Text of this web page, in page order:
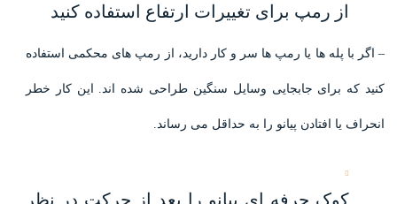
از رمپ برای تغییرات ارتفاع استفاده کنید
– اگر با پله ها یا رمپ ها سر و کار دارید، از رمپ های محکمی استفاده
کنید که برای جابجایی وسایل سنگین طراحی شده اند. این کار خطر
انحراف یا افتادن پیانو را به حداقل می رساند.
کوک حرفه ای پیانو را بعد از حرکت در نظر